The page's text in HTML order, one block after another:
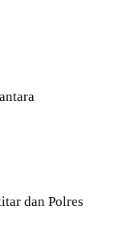
dan Polres